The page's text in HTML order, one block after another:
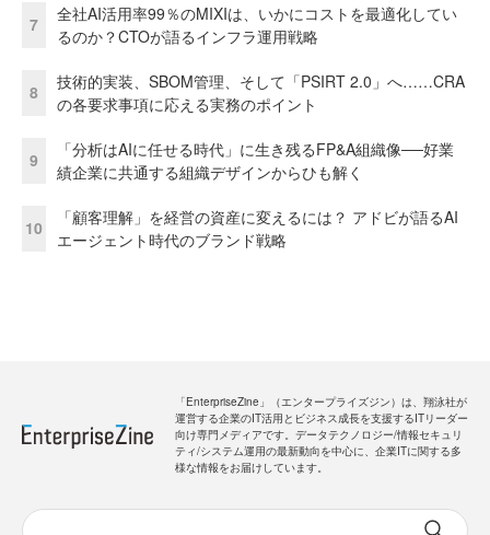
7
全社AI活用率99％のMIXIは、いかにコストを最適化してい
るのか？CTOが語るインフラ運用戦略
8
技術的実装、SBOM管理、そして「PSIRT 2.0」へ……CRA
の各要求事項に応える実務のポイント
9
「分析はAIに任せる時代」に生き残るFP&A組織像──好業
績企業に共通する組織デザインからひも解く
10
「顧客理解」を経営の資産に変えるには？ アドビが語るAI
エージェント時代のブランド戦略
「EnterpriseZine」（エンタープライズジン）は、翔泳社が
運営する企業のIT活用とビジネス成長を支援するITリーダー
向け専門メディアです。データテクノロジー/情報セキュリ
ティ/システム運用の最新動向を中心に、企業ITに関する多
様な情報をお届けしています。